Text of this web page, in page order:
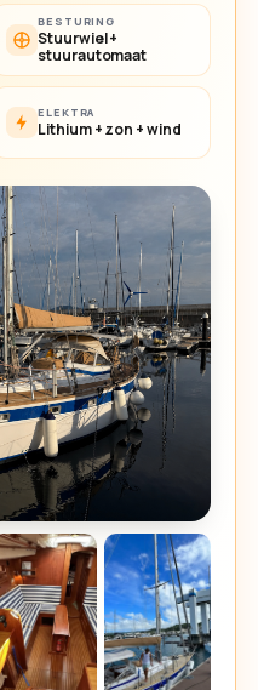
BESTURING
Stuurwiel +
stuurautomaat
ELEKTRA
Lithium + zon + wind